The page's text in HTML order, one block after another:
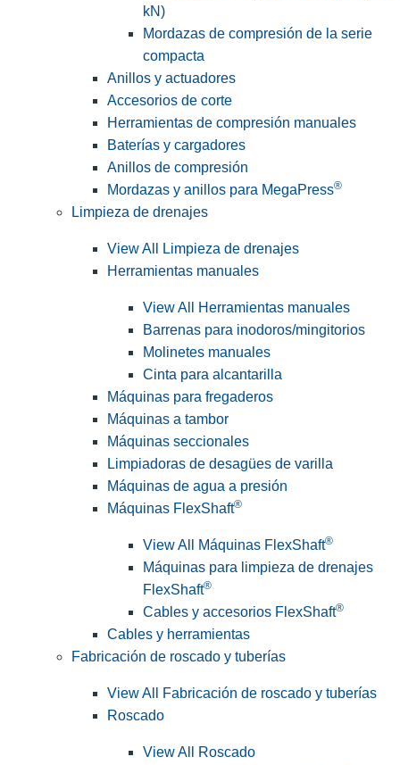
kN)
Mordazas de compresión de la serie
compacta
Anillos y actuadores
Accesorios de corte
Herramientas de compresión manuales
Baterías y cargadores
Anillos de compresión
Mordazas y anillos para MegaPress®
Limpieza de drenajes
View All Limpieza de drenajes
Herramientas manuales
View All Herramientas manuales
Barrenas para inodoros/mingitorios
Molinetes manuales
Cinta para alcantarilla
Máquinas para fregaderos
Máquinas a tambor
Máquinas seccionales
Limpiadoras de desagües de varilla
Máquinas de agua a presión
Máquinas FlexShaft®
View All Máquinas FlexShaft®
Máquinas para limpieza de drenajes
FlexShaft®
Cables y accesorios FlexShaft®
Cables y herramientas
Fabricación de roscado y tuberías
View All Fabricación de roscado y tuberías
Roscado
View All Roscado